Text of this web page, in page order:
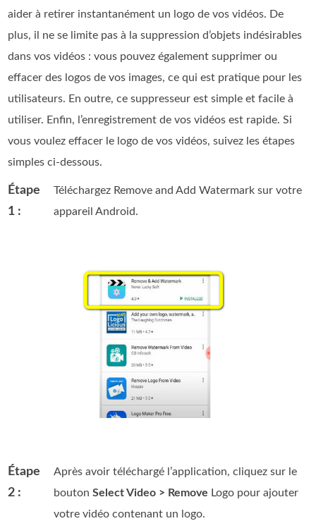
aider à retirer instantanément un logo de vos vidéos. De
plus, il ne se limite pas à la suppression d’objets indésirables
dans vos vidéos : vous pouvez également supprimer ou
effacer des logos de vos images, ce qui est pratique pour les
utilisateurs. En outre, ce suppresseur est simple et facile à
utiliser. Enfin, l’enregistrement de vos vidéos est rapide. Si
vous voulez effacer le logo de vos vidéos, suivez les étapes
simples ci‑dessous.
Étape
1 :
Téléchargez Remove and Add Watermark sur votre
appareil Android.
Étape
2 :
Après avoir téléchargé l’application, cliquez sur le
boutonSelect Video > Remove Logo pour ajouter
votre vidéo contenant un logo.